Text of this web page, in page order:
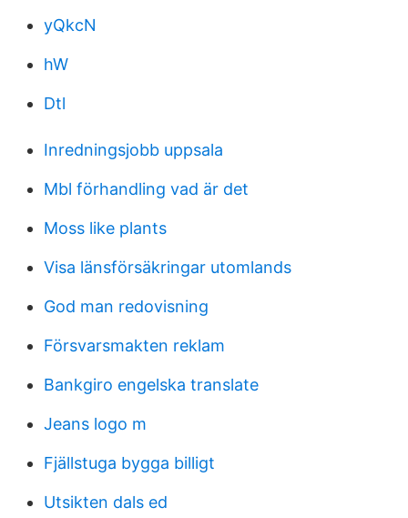
yQkcN
hW
Dtl
Inredningsjobb uppsala
Mbl förhandling vad är det
Moss like plants
Visa länsförsäkringar utomlands
God man redovisning
Försvarsmakten reklam
Bankgiro engelska translate
Jeans logo m
Fjällstuga bygga billigt
Utsikten dals ed